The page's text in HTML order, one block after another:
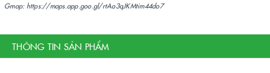
Gmap: https://maps.app.goo.gl/rtAo3qJKMtim44do7
THÔNG TIN SẢN PHẨM